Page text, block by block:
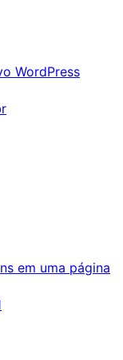
WordPress
em uma página